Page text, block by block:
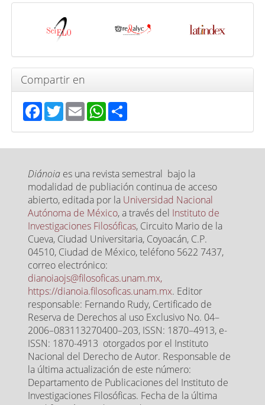
Indexada
Compartir en
Facebook
TwitterEmailWhatsApp
Share
Diánoia es una revista semestral bajo la
modalidad de publiación continua de acceso
abierto, editada por la Universidad Nacional
Autónoma de México, a través del Instituto de
Investigaciones Filosóficas, Circuito Mario de la
Cueva, Ciudad Universitaria, Coyoacán, C.P.
04510, Ciudad de México, teléfono 5622 7437,
correo electrónico:
dianoiaojs@filosoficas.unam.mx,
https://dianoia.filosoficas.unam.mx. Editor
responsable: Fernando Rudy, Certificado de
Reserva de Derechos al uso Exclusivo No. 04–
2006–083113270400–203, ISSN: 1870–4913, e-
ISSN: 1870-4913 otorgados por el Instituto
Nacional del Derecho de Autor. Responsable de
la última actualización de este número:
Departamento de Publicaciones del Instituto de
Investigaciones Filosóficas. Fecha de la última